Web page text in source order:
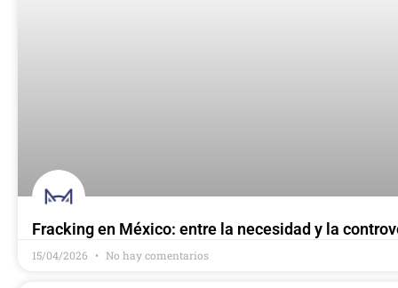
Fracking en México: entre la necesidad y la
15/04/2026 No hay comentarios